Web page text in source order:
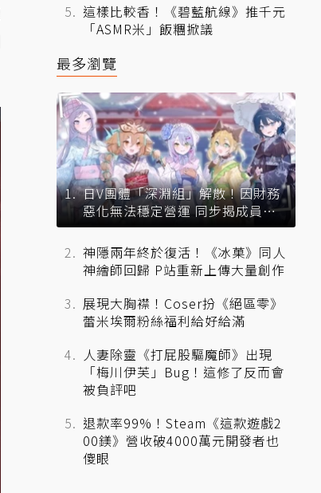
這樣比較香！《碧藍航線》推千元
「ASMR米」飯糰掀議
最多瀏覽
日V團體「深淵組」解散！因財務
惡化無法穩定營運 同步揭成員未
來去向
神隱兩年終於復活！《冰菓》同人
神繪師回歸 P站重新上傳大量創作
展現大胸襟！Coser扮《絕區零》
蕾米埃爾粉絲福利給好給滿
人妻除靈《打屁股驅魔師》出現
「梅川伊芙」Bug！這修了反而會
被負評吧
退款率99%！Steam《這款遊戲2
00鎂》營收破4000萬元開發者也
傻眼